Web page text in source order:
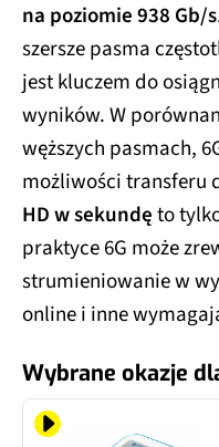
na poziomie 938 Gb/s
szersze pasma
jest kluczem do
wyników. W
węższych pasmach,
możliwości transferu
HD w sekundęto
praktyce 6G może
strumieniowanie w
online i inne
Wybrane okazje